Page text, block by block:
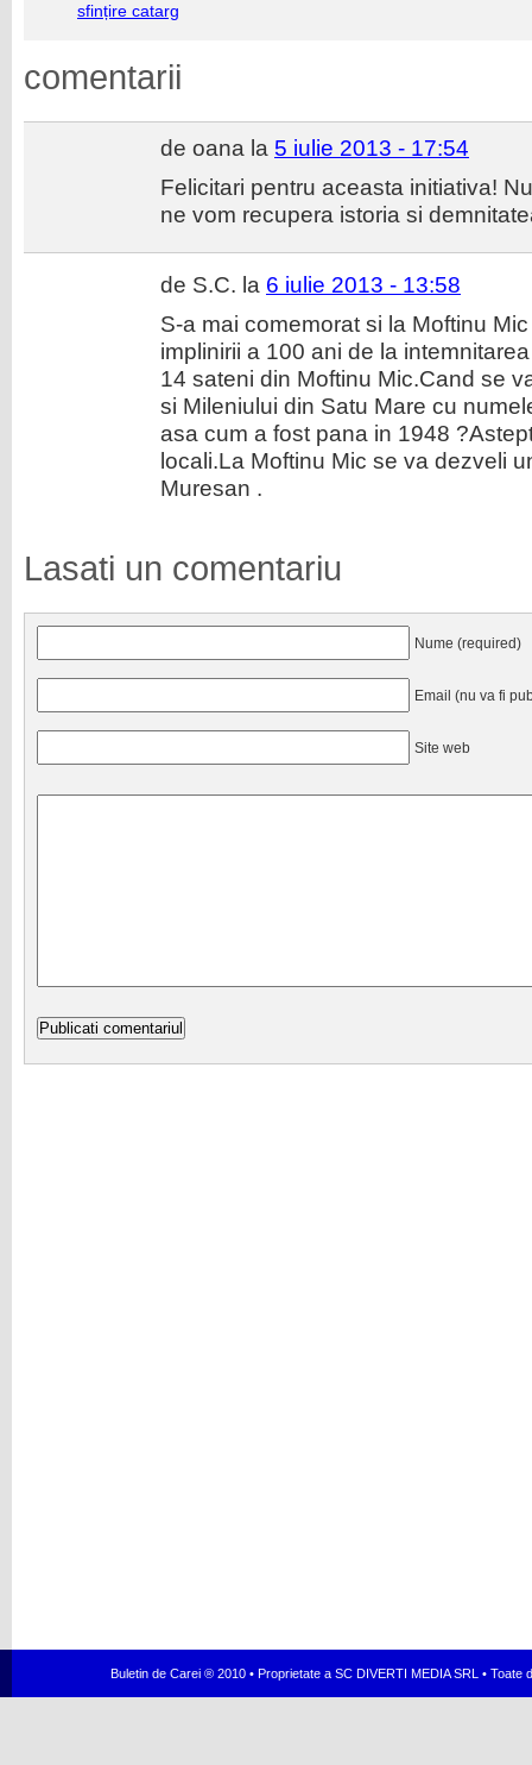
sfințire catarg
comentarii
de oana la 5 iulie 2013 - 17:54
Felicitari pentru aceasta initiativa!
ne vom recupera istoria si
de S.C. la 6 iulie 2013 - 13:58
S-a mai comemorat si la Moftinu
implinirii a 100 ani de la
14 sateni din Moftinu Mic.Cand se
si Mileniului din Satu Mare cu
asa cum a fost pana in 1948
locali.La Moftinu Mic se va dezveli
Muresan .
Lasati un comentariu
Nume (required)
Email (nu va fi
Site web
Buletin de Carei ® 2010 • Proprietate a SC DIVERTI MEDIA SRL •